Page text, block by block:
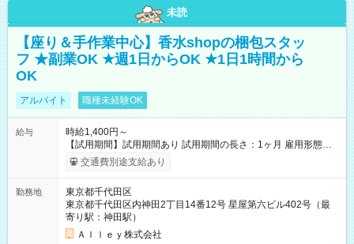
未読
【座り＆手作業中心】香水shopの梱包スタッ
フ ★副業OK ★週1日からOK ★1日1時間から
OK
アルバイト 職種未経験OK
給与
時給1,400円～
【試用期間】試用期間あり 試用期間の長さ：1ヶ月 雇用形態、
給与は本採用時と同じです。
交通費別途支給あり
勤務地
東京都千代田区
東京都千代田区内神田2丁目14番12号 星屋第六ビル402号（最
寄り駅：神田駅）
Ａｌｌｅｙ株式会社